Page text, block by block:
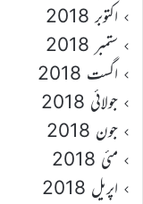
اکتوبر 2018
ستمبر 2018
اگست 2018
جولائی 2018
جون 2018
مئی 2018
اپریل 2018